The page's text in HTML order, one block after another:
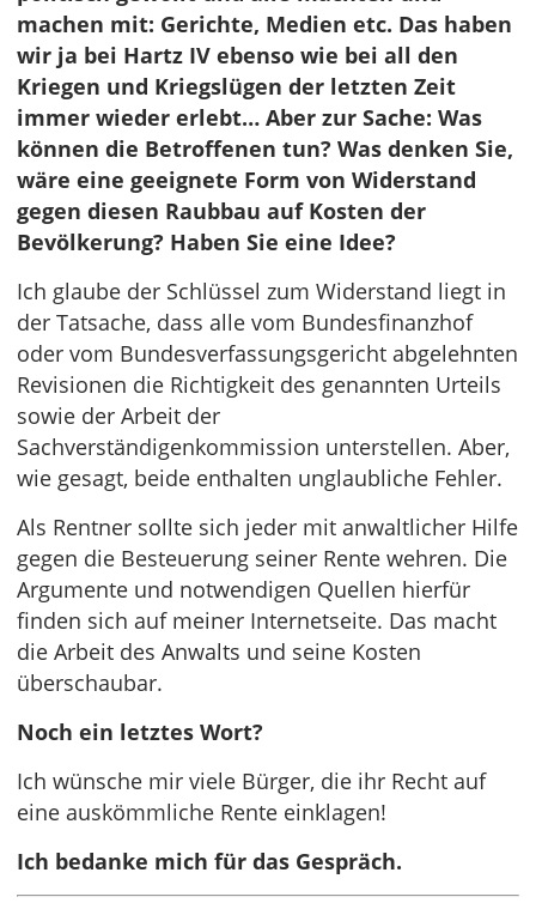
machen mit: Gerichte, Medien etc. Das haben
wir ja bei Hartz IV ebenso wie bei all den
Kriegen und Kriegslügen der letzten Zeit
immer wieder erlebt… Aber zur Sache: Was
können die Betroffenen tun? Was denken Sie,
wäre eine geeignete Form von Widerstand
gegen diesen Raubbau auf Kosten der
Bevölkerung? Haben Sie eine Idee?
Ich glaube der Schlüssel zum Widerstand liegt in
der Tatsache, dass alle vom Bundesfinanzhof
oder vom Bundesverfassungsgericht abgelehnten
Revisionen die Richtigkeit des genannten Urteils
sowie der Arbeit der
Sachverständigenkommission unterstellen. Aber,
wie gesagt, beide enthalten unglaubliche Fehler.
Als Rentner sollte sich jeder mit anwaltlicher Hilfe
gegen die Besteuerung seiner Rente wehren. Die
Argumente und notwendigen Quellen hierfür
finden sich auf meiner Internetseite. Das macht
die Arbeit des Anwalts und seine Kosten
überschaubar.
Noch ein letztes Wort?
Ich wünsche mir viele Bürger, die ihr Recht auf
eine auskömmliche Rente einklagen!
Ich bedanke mich für das Gespräch.